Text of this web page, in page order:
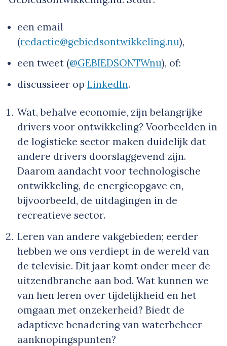
een email
(redactie@gebiedsontwikkeling.nu),
een tweet (@GEBIEDSONTWnu), of:
discussieer op LinkedIn.
Wat, behalve economie, zijn belangrijke
drivers voor ontwikkeling? Voorbeelden in
de logistieke sector maken duidelijk dat
andere drivers doorslaggevend zijn.
Daarom aandacht voor technologische
ontwikkeling, de energieopgave en,
bijvoorbeeld, de uitdagingen in de
recreatieve sector.
Leren van andere vakgebieden; eerder
hebben we ons verdiept in de wereld van
de televisie. Dit jaar komt onder meer de
uitzendbranche aan bod. Wat kunnen we
van hen leren over tijdelijkheid en het
omgaan met onzekerheid? Biedt de
adaptieve benadering van waterbeheer
aanknopingspunten?